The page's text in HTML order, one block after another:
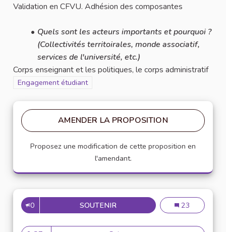
Validation en CFVU. Adhésion des composantes
Quels sont les acteurs importants et pourquoi ?
(Collectivités territoirales, monde associatif,
services de l'université, etc.)
Corps enseignant et les politiques, le corps administratif
Filtrer les résultats pour le secteur : Engagement étudiant
Engagement étudiant
AMENDER LA PROPOSITION
Proposez une modification de cette proposition en
l'amendant.
0 SOUTENIRTEMPS DÉDIÉ ÀTemps dédié à
23